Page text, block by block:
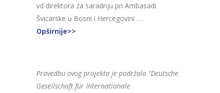
vd direktora za saradnju pri Ambasadi
Švicarske u Bosni i Hercegovini ….
Opširnije>>
Provedbu ovog projekta je podržala “Deutsche
Gesellschaft für Internationale